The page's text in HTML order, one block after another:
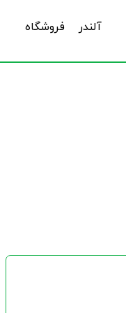
آلندر فروشگاه